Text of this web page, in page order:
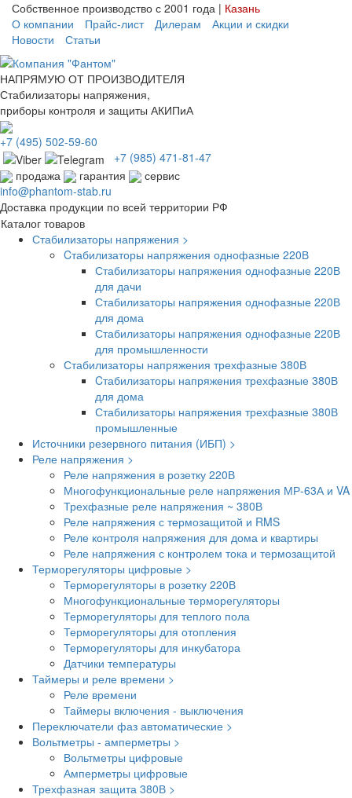
Собственное производство с 2001 года | Казань
О компании
Прайс-лист Дилерам
Акции и скидки
Новости
Статьи
НАПРЯМУЮ ОТ ПРОИЗВОДИТЕЛЯ
Стабилизаторы напряжения,
приборы контроля и защиты АКИПиА
+7 (495) 502-59-60
+7 (985) 471-81-47
продажа
гарантия
сервис
info@phantom-stab.ru
Доставка продукции по всей территории РФ
Каталог товаров
Стабилизаторы напряжения >
Cтабилизаторы напряжения однофазные 220В
Стабилизаторы напряжения однофазные 220В
для дачи
Стабилизаторы напряжения однофазные 220В
для дома
Стабилизаторы напряжения однофазные 220В
для промышленности
Стабилизаторы напряжения трехфазные 380В
Cтабилизаторы напряжения трехфазные 380В
для дома
Стабилизаторы напряжения трехфазные 380В
промышленные
Источники резервного питания (ИБП) >
Реле напряжения >
Реле напряжения в розетку 220В
Многофункциональные реле напряжения МР-63А и VA
Трехфазные реле напряжения ~ 380В
Реле напряжения с термозащитой и RMS
Реле контроля напряжения для дома и квартиры
Реле напряжения с контролем тока и термозащитой
Терморегуляторы цифровые >
Терморегуляторы в розетку 220В
Многофункциональные терморегуляторы
Терморегуляторы для теплого пола
Терморегуляторы для отопления
Терморегуляторы для инкубатора
Датчики температуры
Таймеры и реле времени >
Реле времени
Таймеры включения - выключения
Переключатели фаз автоматические >
Вольтметры - амперметры >
Вольтметры цифровые
Амперметры цифровые
Трехфазная защита 380В >